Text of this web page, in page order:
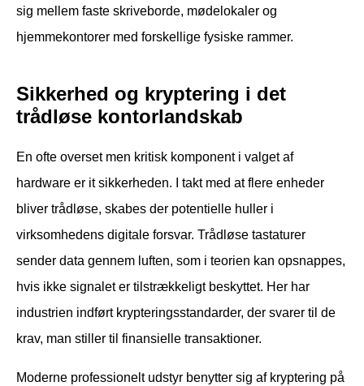
sig mellem faste skriveborde, mødelokaler og
hjemmekontorer med forskellige fysiske rammer.
Sikkerhed og kryptering i det
trådløse kontorlandskab
En ofte overset men kritisk komponent i valget af
hardware er it sikkerheden. I takt med at flere enheder
bliver trådløse, skabes der potentielle huller i
virksomhedens digitale forsvar. Trådløse tastaturer
sender data gennem luften, som i teorien kan opsnappes,
hvis ikke signalet er tilstrækkeligt beskyttet. Her har
industrien indført krypteringsstandarder, der svarer til de
krav, man stiller til finansielle transaktioner.
Moderne professionelt udstyr benytter sig af kryptering på